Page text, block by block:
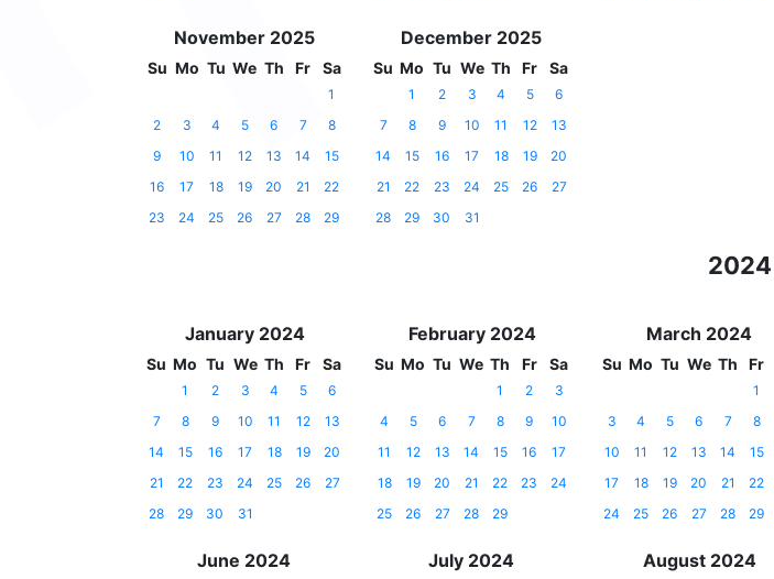
November 2025
Su Mo Tu We Th Fr Sa
1
2
3 4 5 6 7
8
9
10 11 12 13 14
15
16
17 18 19 20 21
22
23
24 25 26 27 28 29
December 2025
Su Mo Tu We Th Fr Sa
1 2 3 4 5
6
7
8 9 10 11 12
13
14
15 16 17 18 19
20
21
22 23 24 25 26
27
28
29 30 31
2024
January 2024
Su Mo Tu We Th Fr Sa
1 2 3 4 5
6
7
8 9 10 11 12
13
14
15 16 17 18 19
20
21
22 23 24 25 26
27
28
29 30 31
February 2024
Su Mo Tu We Th Fr Sa
1 2
3
4
5 6 7 8 9
10
11
12 13 14 15 16
17
18
19 20 21 22 23
24
25
26 27 28 29
March 2024
Su Mo Tu We Th Fr
1
3
4 5 6 7 8
10
11 12 13 14 15
17
18 19 20 21 22
24
25 26 27 28 29
June 2024 July 2024 August 2024